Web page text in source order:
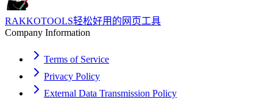
RAKKOTOOLS轻松好用的网页工具
Company Information
Terms of Service
Privacy Policy
External Data Transmission Policy